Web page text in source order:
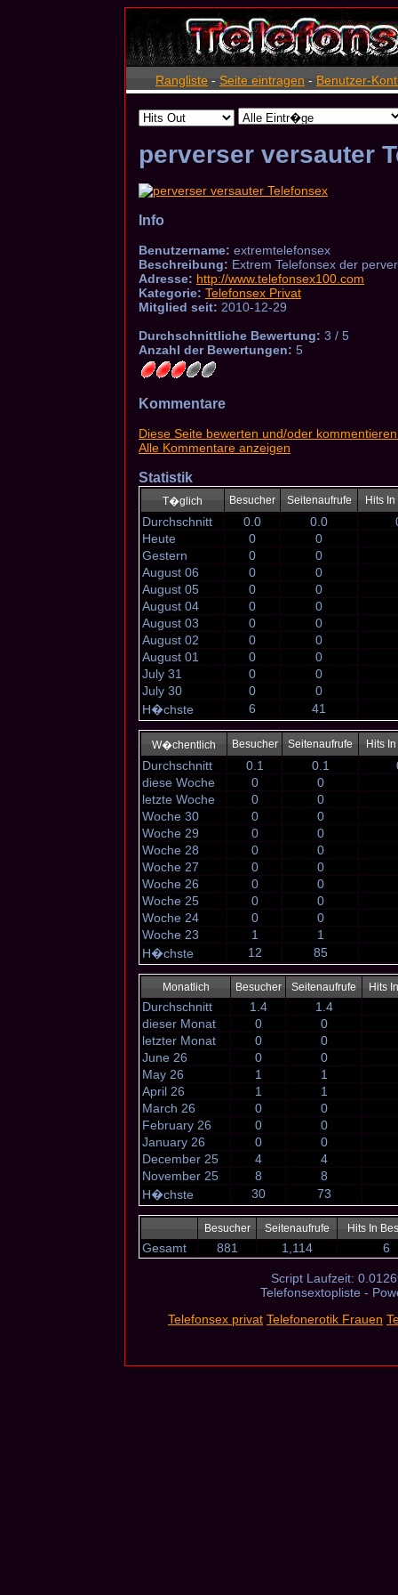
Rangliste - Seite eintragen - Benutzer-
perverser versauter
Info
Benutzername: extremtelefonsex
Beschreibung: Extrem Telefonsex der
Adresse: http://www.telefonsex100.com
Kategorie: Telefonsex Privat
Mitglied seit: 2010-12-29
Durchschnittliche Bewertung: 3 / 5
Anzahl der Bewertungen: 5
Kommentare
Diese Seite bewerten und/oder
Alle Kommentare anzeigen
Statistik
T�glich Besucher Seitenaufrufe Hits
Durchschnitt 0.0 0.0
Heute
0
0
Gestern
0
0
August 06
0
0
August 05
0
0
August 04
0
0
August 03
0
0
August 02
0
0
August 01
0
0
July 31
0
0
July 30
0
0
H�chste
6 41
W�chentlich Besucher Seitenaufrufe Hits
Durchschnitt 0.1 0.1
diese Woche
0
0
letzte Woche
0
0
Woche 30
0
0
Woche 29
0
0
Woche 28
0
0
Woche 27
0
0
Woche 26
0
0
Woche 25
0
0
Woche 24
0
0
Woche 23
1
1
H�chste
12 85
Monatlich Besucher Seitenaufrufe Hits
Durchschnitt 1.4
1.4
dieser Monat
0
0
letzter Monat
0
0
June 26
0
0
May 26
1
1
April 26
1
1
March 26
0
0
February 26
0
0
January 26
0
0
December 25
4
4
November 25
8
8
H�chste
30 73
Besucher Seitenaufrufe Hits In
Gesamt 881 1,114 6
Script Laufzeit:
Telefonsextopliste -
Telefonsex privat Telefonerotik Frauen